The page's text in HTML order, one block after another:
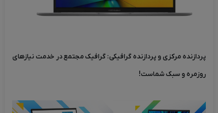
پردازنده مرکزی و پردازنده گرافیکی: گرافیک مجتمع در خدمت نیازهای
روزمره و سبک شماست!